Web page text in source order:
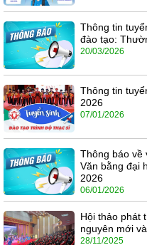
Thông tin
đào tạo:
20/03/2026
Thông tin
2026
07/01/2026
Thông báo về
Văn bằng đại
2026
06/01/2026
Hội thảo phát
nguyên mới
28/11/2025